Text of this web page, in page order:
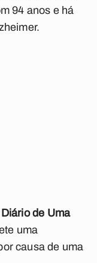
94 anos e há
Diário de Uma
uma
causa de uma